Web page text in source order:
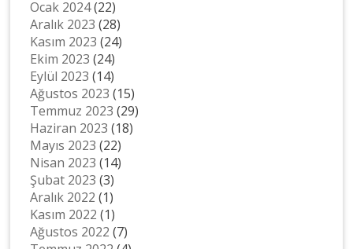
Ocak 2024(22)
Aralık 2023 (28)
Kasım 2023 (24)
Ekim 2023 (24)
Eylül 2023 (14)
Ağustos 2023 (15)
Temmuz 2023 (29)
Haziran 2023 (18)
Mayıs 2023 (22)
Nisan 2023 (14)
Şubat 2023 (3)
Aralık 2022 (1)
Kasım 2022 (1)
Ağustos 2022 (7)